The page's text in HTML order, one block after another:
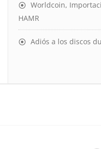
Worldcoin,
HAMR
Adiós a los discos